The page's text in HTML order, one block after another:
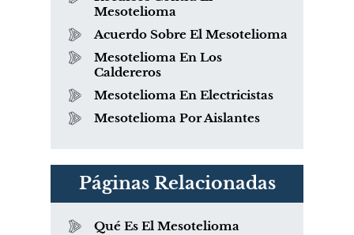
Mesotelioma
Acuerdo Sobre El Mesotelioma
Mesotelioma En Los
Caldereros
Mesotelioma En Electricistas
Mesotelioma Por Aislantes
Páginas Relacionadas
Qué Es El Mesotelioma